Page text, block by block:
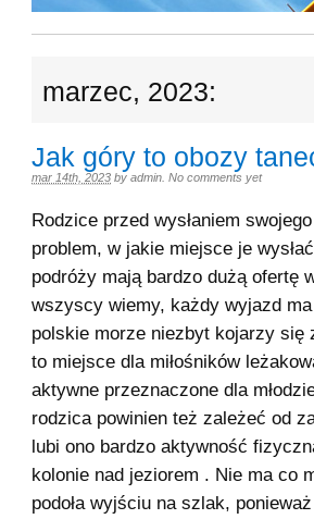
marzec, 2023:
Jak góry to obozy
mar 14th, 2023 by admin No comments yet
Rodzice przed wysłaniem
problem, w jakie miejsce je
podróży mają bardzo dużą ofertę
wszyscy wiemy, każdy wyjazd
polskie morze niezbyt kojarzy się
to miejsce dla miłośników
aktywne przeznaczone dla
rodzica powinien też zależeć od
lubi ono bardzo aktywność
kolonie nad jeziorem . Nie ma co
podoła wyjściu na szlak,